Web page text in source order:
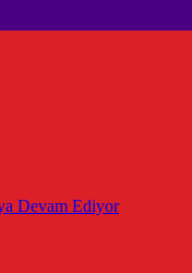
Devam Ediyor